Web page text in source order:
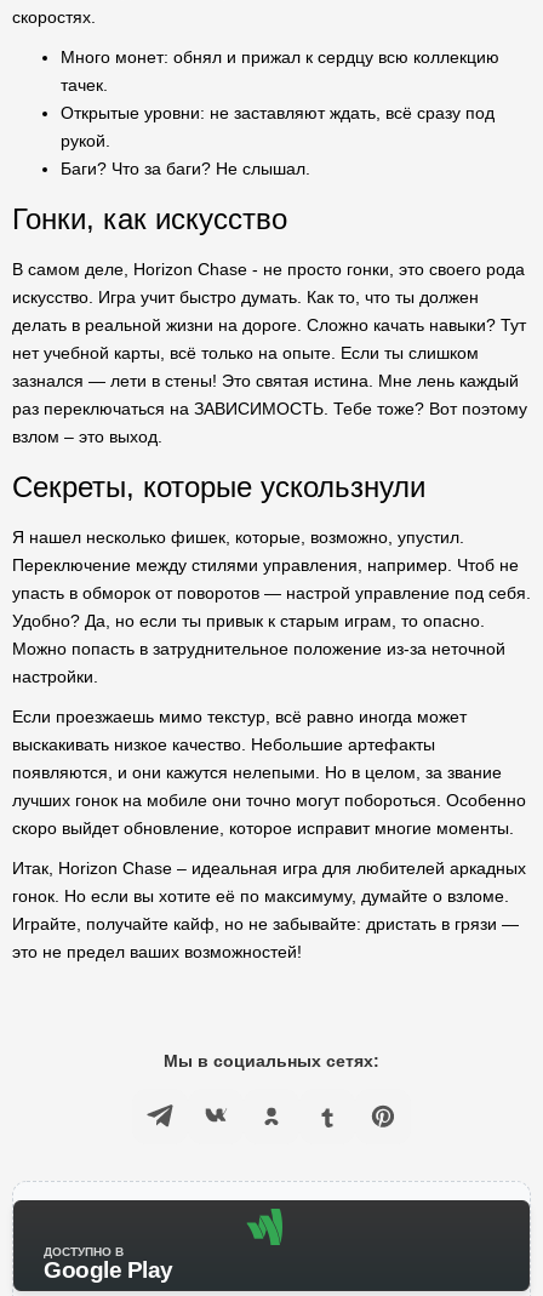
скоростях.
Много монет: обнял и прижал к сердцу всю коллекцию
тачек.
Открытые уровни: не заставляют ждать, всё сразу под
рукой.
Баги? Что за баги? Не слышал.
Гонки, как искусство
В самом деле, Horizon Chase - не просто гонки, это своего рода
искусство. Игра учит быстро думать. Как то, что ты должен
делать в реальной жизни на дороге. Сложно качать навыки? Тут
нет учебной карты, всё только на опыте. Если ты слишком
зазнался — лети в стены! Это святая истина. Мне лень каждый
раз переключаться на ЗАВИСИМОСТЬ. Тебе тоже? Вот поэтому
взлом – это выход.
Секреты, которые ускользнули
Я нашел несколько фишек, которые, возможно, упустил.
Переключение между стилями управления, например. Чтоб не
упасть в обморок от поворотов — настрой управление под себя.
Удобно? Да, но если ты привык к старым играм, то опасно.
Можно попасть в затруднительное положение из-за неточной
настройки.
Если проезжаешь мимо текстур, всё равно иногда может
выскакивать низкое качество. Небольшие артефакты
появляются, и они кажутся нелепыми. Но в целом, за звание
лучших гонок на мобиле они точно могут побороться. Особенно
скоро выйдет обновление, которое исправит многие моменты.
Итак, Horizon Chase – идеальная игра для любителей аркадных
гонок. Но если вы хотите её по максимуму, думайте о взломе.
Играйте, получайте кайф, но не забывайте: дристать в грязи —
это не предел ваших возможностей!
Мы в социальных сетях:
ДОСТУПНО В
Google Play